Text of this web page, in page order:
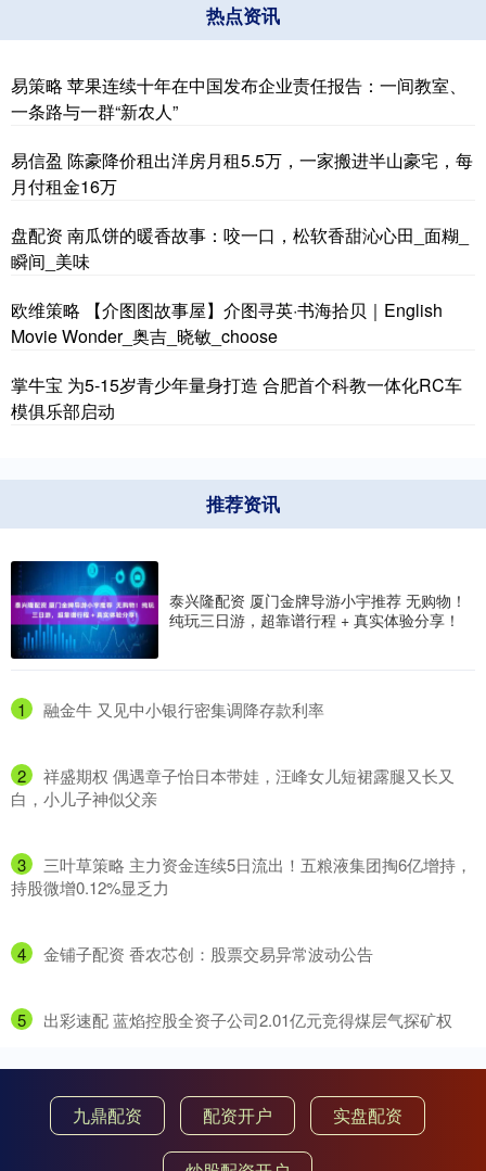
热点资讯
易策略 苹果连续十年在中国发布企业责任报告：一间教室、
一条路与一群“新农人”
易信盈 陈豪降价租出洋房月租5.5万，一家搬进半山豪宅，每
月付租金16万
盘配资 南瓜饼的暖香故事：咬一口，松软香甜沁心田_面糊_
瞬间_美味
欧维策略 【介图图故事屋】介图寻英·书海拾贝｜English
Movie Wonder_奥吉_晓敏_choose
掌牛宝 为5-15岁青少年量身打造 合肥首个科教一体化RC车
模俱乐部启动
推荐资讯
泰兴隆配资 厦门金牌导游小宇推荐 无购物！
纯玩三日游，超靠谱行程 + 真实体验分享！
1 ​融金牛 又见中小银行密集调降存款利率
2
​祥盛期权 偶遇章子怡日本带娃，汪峰女儿短裙露腿又长又
白，小儿子神似父亲
3
​三叶草策略 主力资金连续5日流出！五粮液集团掏6亿增持，
持股微增0.12%显乏力
4 ​金铺子配资 香农芯创：股票交易异常波动公告
5 ​出彩速配 蓝焰控股全资子公司2.01亿元竞得煤层气探矿权
九鼎配资 配资开户 实盘配资